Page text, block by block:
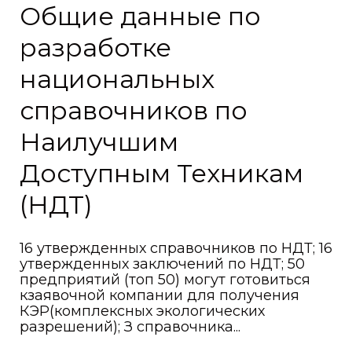
Общие данные по
разработке
национальных
справочников по
Наилучшим
Доступным Техникам
(НДТ)
16 утвержденных справочников по НДТ; 16
утвержденных заключений по НДТ; 50
предприятий (топ 50) могут готовиться
кзаявочной компании для получения
КЭР(комплексных экологических
разрешений); З справочника...